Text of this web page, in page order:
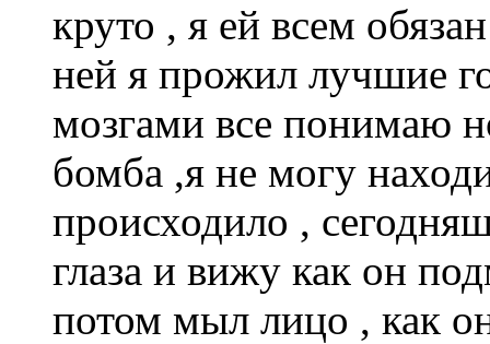
круто , я ей всем
ней я прожил лучшие
мозгами все понимаю
бомба ,я не могу
происходило ,
глаза и вижу как он
потом мыл лицо , как